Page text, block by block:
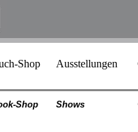
Shop Ausstellungen
Shop Shows